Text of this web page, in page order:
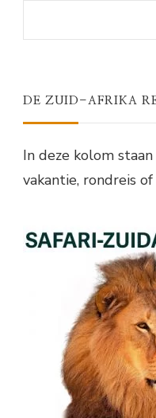
DE ZUID-AFRIKA
In deze kolom
vakantie, rondreis